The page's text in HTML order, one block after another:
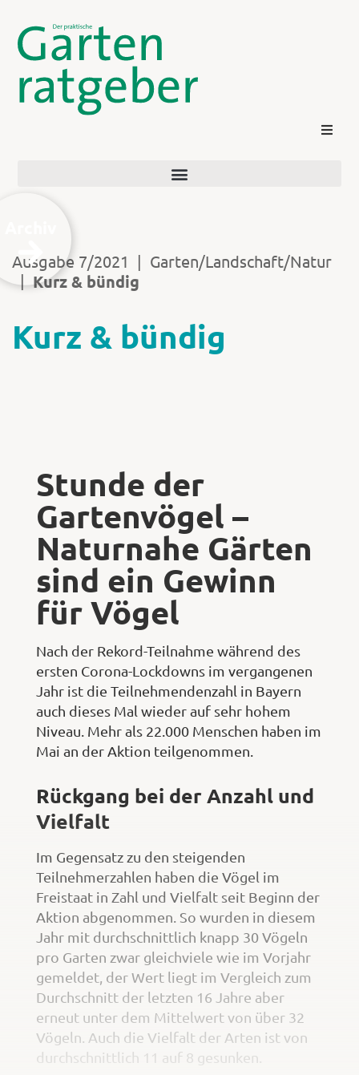
Ausgabe 7/2021 | Garten/Landschaft/Natur
| Kurz & bündig
Kurz & bündig
Stunde der
Gartenvögel –
Naturnahe Gärten
sind ein Gewinn
für Vögel
Nach der Rekord-Teilnahme während des
ersten Corona-Lockdowns im vergangenen
Jahr ist die Teilnehmendenzahl in Bayern
auch dieses Mal wieder auf sehr hohem
Niveau. Mehr als 22.000 Menschen haben im
Mai an der Aktion teilgenommen.
Rückgang bei der Anzahl und
Vielfalt
Im Gegensatz zu den steigenden
Teilnehmerzahlen haben die Vögel im
Freistaat in Zahl und Vielfalt seit Beginn der
Aktion abgenommen. So wurden in diesem
Jahr mit durchschnittlich knapp 30 Vögeln
pro Garten zwar gleichviele wie im Vorjahr
gemeldet, der Wert liegt im Vergleich zum
Durchschnitt der letzten 16 Jahre aber
erneut unter dem Mittelwert von über 32
Vögeln. Auch die Vielfalt der Arten ist von
durchschnittlich 11 auf 8 gesunken.